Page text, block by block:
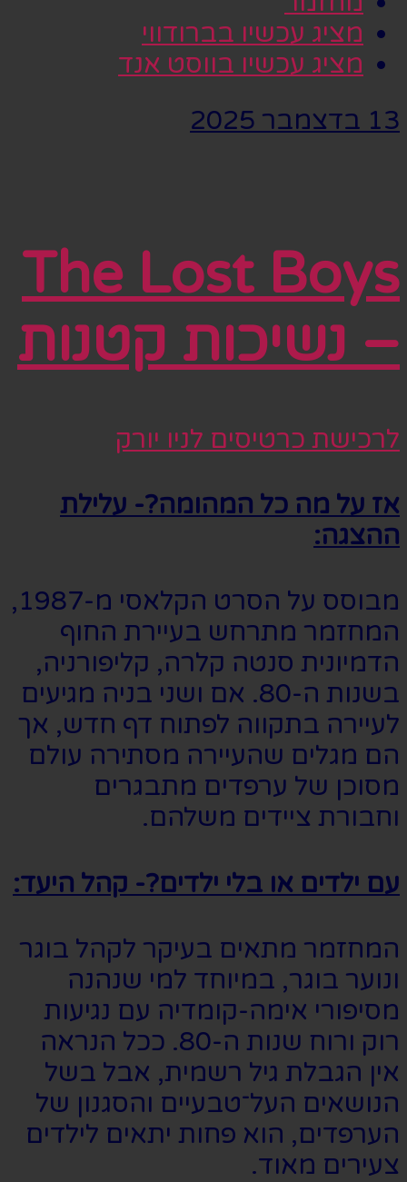
מציג עכשיו בברודווי
מציג עכשיו בווסט אנד
13 בדצמבר 2025
The Lost Boys
– נשיכות קטנות
לרכישת כרטיסים לניו יורק
אז על מה כל המהומה?- עלילת
ההצגה:
מבוסס על הסרט הקלאסי מ-1987,
המחזמר מתרחש בעיירת החוף
הדמיונית סנטה קלרה, קליפורניה,
בשנות ה-80. אם ושני בניה מגיעים
לעיירה בתקווה לפתוח דף חדש, אך
הם מגלים שהעיירה מסתירה עולם
מסוכן של ערפדים מתבגרים
וחבורת ציידים משלהם.
עם ילדים או בלי ילדים?- קהל היעד:
המחזמר מתאים בעיקר לקהל בוגר
ונוער בוגר, במיוחד למי שנהנה
מסיפורי אימה-קומדיה עם נגיעות
רוק ורוח שנות ה-80. ככל הנראה
אין הגבלת גיל רשמית, אבל בשל
הנושאים העל־טבעיים והסגנון של
הערפדים, הוא פחות יתאים לילדים
צעירים מאוד.